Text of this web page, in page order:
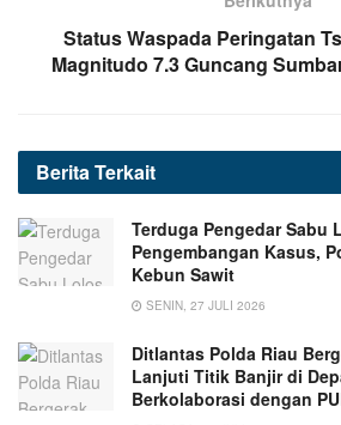
Status Waspada Peringatan
Magnitudo 7.3 Guncang
BeritaTerkait
Terduga Pengedar Sabu
Pengembangan Kasus,
Kebun Sawit
SENIN, 27 JULI 2026
Ditlantas Polda Riau
Lanjuti Titik Banjir di
Berkolaborasi dengan